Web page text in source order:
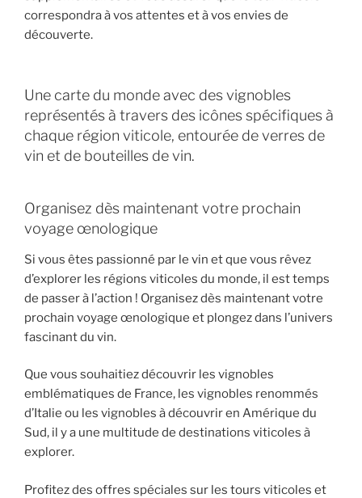
correspondra à vos attentes et à vos envies de
découverte.
Une carte du monde avec des vignobles
représentés à travers des icônes spécifiques à
chaque région viticole, entourée de verres de
vin et de bouteilles de vin.
Organisez dès maintenant votre prochain
voyage œnologique
Si vous êtes passionné par le vin et que vous rêvez
d’explorer les régions viticoles du monde, il est temps
de passer à l’action ! Organisez dès maintenant votre
prochain voyage œnologique et plongez dans l’univers
fascinant du vin.
Que vous souhaitiez découvrir les vignobles
emblématiques de France, les vignobles renommés
d’Italie ou les vignobles à découvrir en Amérique du
Sud, il y a une multitude de destinations viticoles à
explorer.
Profitez des offres spéciales sur les tours viticoles et